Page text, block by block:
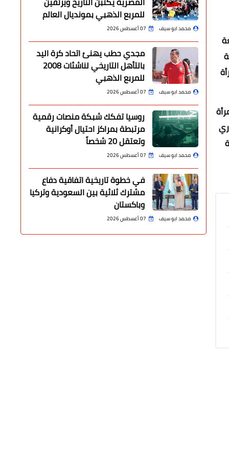
للمربع الذهبي بمونديال العالم
محمد ابو سيف 07 أغسطس 2026
مجدي حطب يهنئ اتحاد كرة اليد
بالتأهل التاريخي لناشئات 2008
للمربع الذهبي
محمد ابو سيف 07 أغسطس 2026
روسيا تفكك شبكة منصات رقمية
مرتبطة بمراكز احتيال أوكرانية
وتعتقل 20 شخصاً
محمد ابو سيف 07 أغسطس 2026
في خطوة تاريخية اتفاقية دفاع
مشترك ثلاثية بين السعودية وتركيا
وباكستان
محمد ابو سيف 07 أغسطس 2026